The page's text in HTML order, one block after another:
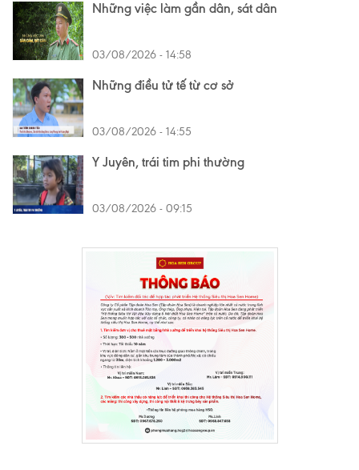
Những việc làm gần dân, sát dân
03/08/2026 - 14:58
Những điều tử tế từ cơ sở
03/08/2026 - 14:55
Y Juyên, trái tim phi thường
03/08/2026 - 09:15